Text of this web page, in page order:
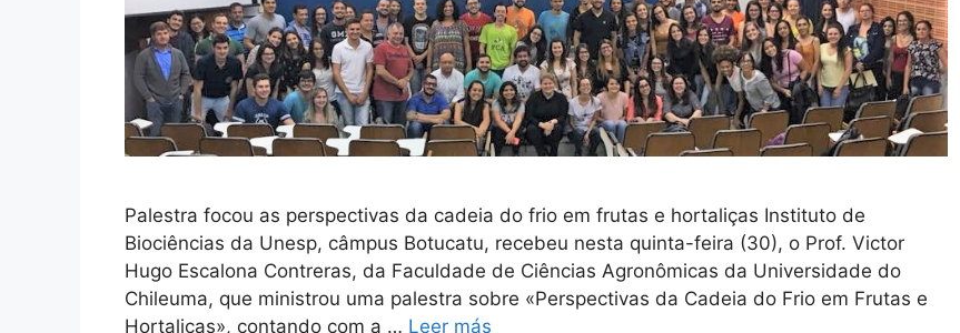
Palestra focou as perspectivas da cadeia do frio em frutas e hortaliças Instituto de
Biociências da Unesp, câmpus Botucatu, recebeu nesta quinta-feira (30), o Prof. Victor
Hugo Escalona Contreras, da Faculdade de Ciências Agronômicas da Universidade do
Chileuma, que ministrou uma palestra sobre «Perspectivas da Cadeia do Frio em Frutas e
Hortaliças», contando com a … Leer más